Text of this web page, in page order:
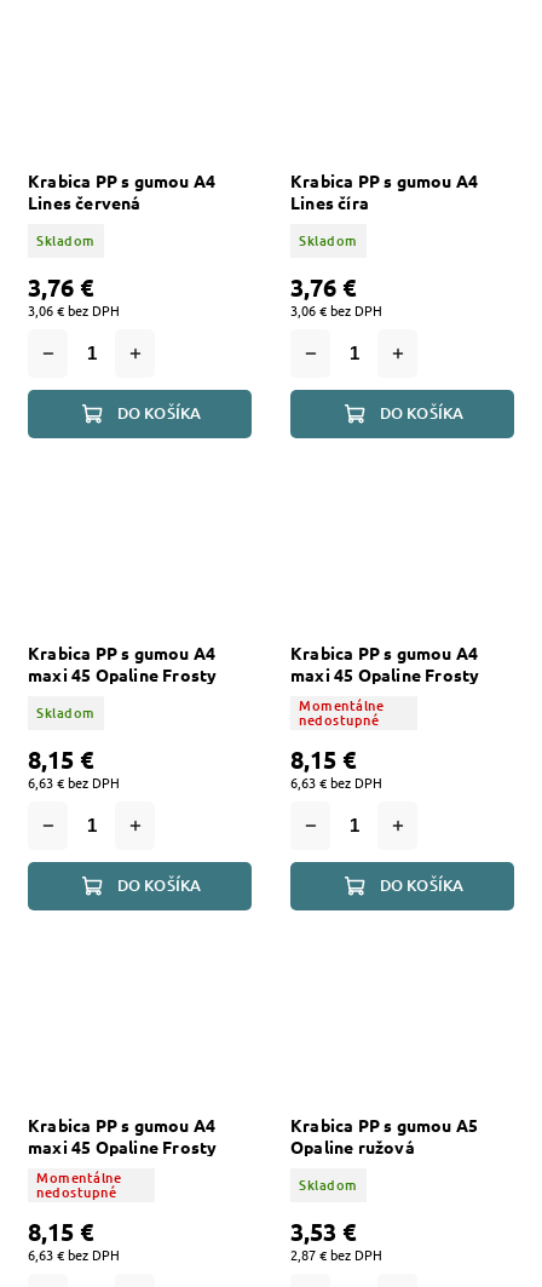
Krabica PP s gumou A4
Lines červená
Skladom
3,06 € bez DPH
3,76 €
DO KOŠÍKA
Krabica PP s gumou A4
Lines číra
Skladom
3,06 € bez DPH
3,76 €
DO KOŠÍKA
Krabica PP s gumou A4
maxi 45 Opaline Frosty
Skladom
6,63 € bez DPH
8,15 €
DO KOŠÍKA
Krabica PP s gumou A4
maxi 45 Opaline Frosty
Momentálne
nedostupné
6,63 € bez DPH
8,15 €
DO KOŠÍKA
Krabica PP s gumou A4
maxi 45 Opaline Frosty
modrá
Momentálne
nedostupné
6,63 € bez DPH
8,15 €
Krabica PP s gumou A5
Opaline ružová
Skladom
2,87 € bez DPH
3,53 €